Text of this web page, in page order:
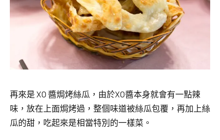
再來是 XO 醬焗烤絲瓜，由於XO醬本身就會有一點辣
味，放在上面焗烤過，整個味道被絲瓜包覆，再加上絲
瓜的甜，吃起來是相當特別的一樣菜。